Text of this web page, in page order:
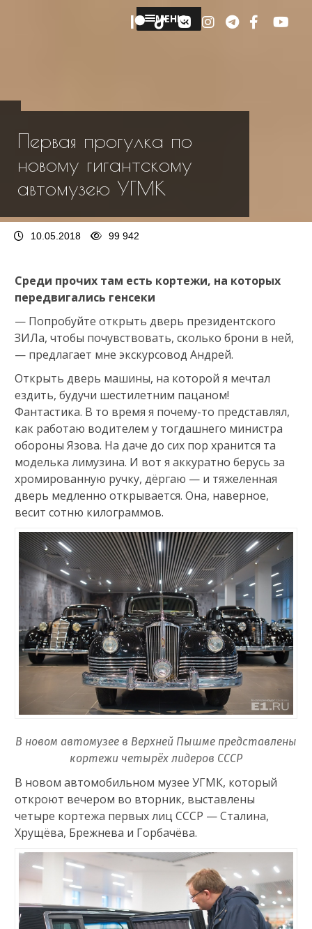
МЕНЮ
Первая прогулка по
новому гигантскому
автомузею УГМК
10.05.2018 99 942
Среди прочих там есть кортежи, на которых
передвигались генсеки
— Попробуйте открыть дверь президентского
ЗИЛа, чтобы почувствовать, сколько брони в ней,
— предлагает мне экскурсовод Андрей.
Открыть дверь машины, на которой я мечтал
ездить, будучи шестилетним пацаном!
Фантастика. В то время я почему-то представлял,
как работаю водителем у тогдашнего министра
обороны Язова. На даче до сих пор хранится та
моделька лимузина. И вот я аккуратно берусь за
хромированную ручку, дёргаю — и тяжеленная
дверь медленно открывается. Она, наверное,
весит сотню килограммов.
В новом автомузее в Верхней Пышме представлены
кортежи четырёх лидеров СССР
В новом автомобильном музее УГМК, который
откроют вечером во вторник, выставлены
четыре кортежа первых лиц СССР — Сталина,
Хрущёва, Брежнева и Горбачёва.